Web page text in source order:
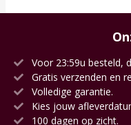
Voor 23:59u besteld,
Gratis verzenden en
Volledige garantie.
Kies jouw
100 dagen op zicht.